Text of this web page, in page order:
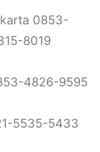
0853-
8019
4826-9595
5535-5433